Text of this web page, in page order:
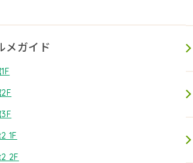
メガイド
1F
2F